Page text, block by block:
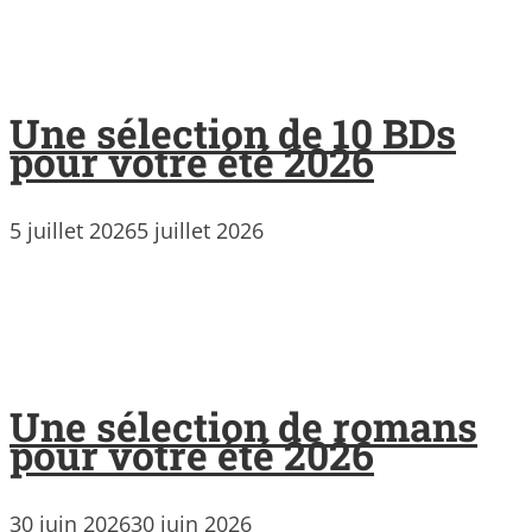
Une sélection de 10 BDs
pour votre été 2026
5 juillet 20265 juillet 2026
Une sélection de romans
pour votre été 2026
30 juin 202630 juin 2026